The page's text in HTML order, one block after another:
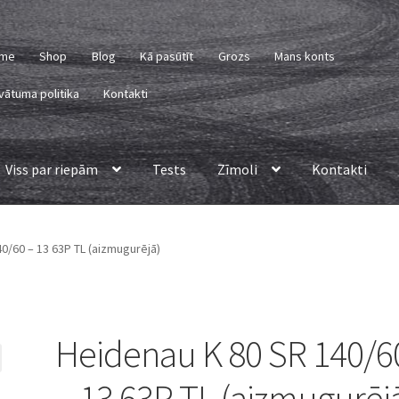
Shop Blog Kā pasūtīt Grozs Mans konts
politika Kontakti
Viss par riepām Tests Zīmoli Kontakti
60 – 13 63P TL (aizmugurējā)
Heidenau K 80 SR 140/